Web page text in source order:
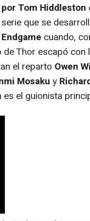
Tom Hiddleston
que se
cuando,
Thor escapó con
el reparto Owen
Mosaku y
el guionista